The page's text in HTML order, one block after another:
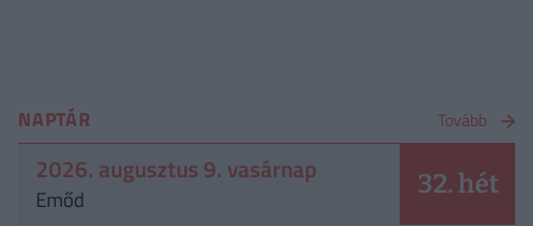
NAPTÁR Tovább
2026. augusztus 9. vasárnap
Emőd 32. hét